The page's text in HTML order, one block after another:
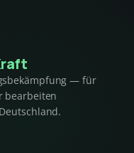
— für
bearbeiten